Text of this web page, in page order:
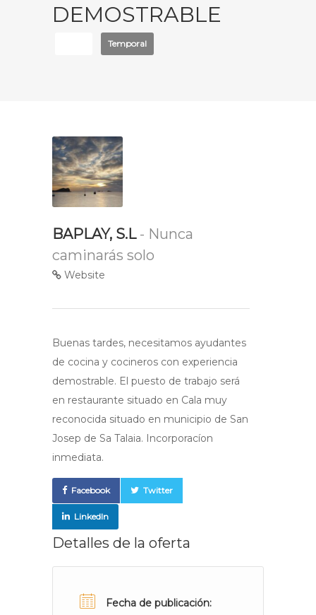
DEMOSTRABLE
Temporal
BAPLAY, S.L - Nunca
caminarás solo
Website
Buenas tardes, necesitamos ayudantes
de cocina y cocineros con experiencia
demostrable. El puesto de trabajo será
en restaurante situado en Cala muy
reconocida situado en municipio de San
Josep de Sa Talaia. Incorporacíon
inmediata.
Facebook Twitter
LinkedIn
Detalles de la oferta
Fecha de publicación: